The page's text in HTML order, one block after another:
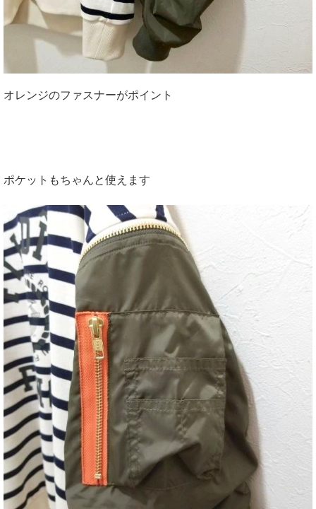
オレンジのファスナーがポイント
ポケットもちゃんと使えます